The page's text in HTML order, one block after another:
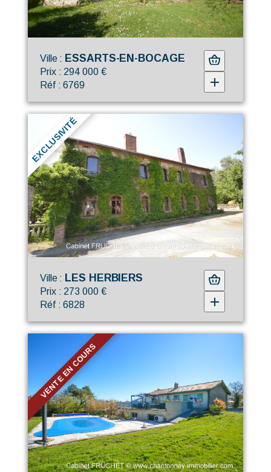
Ville : ESSARTS-EN-BOCAGE
Prix : 294 000 €
Réf : 6769
EXCLUSIVITÉ
Ville : LES HERBIERS
Prix : 273 000 €
Réf : 6828
VENTE EN COURS